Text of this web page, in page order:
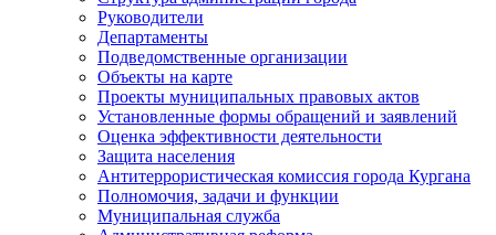
Руководители
Департаменты
Подведомственные организации
Объекты на карте
Проекты муниципальных правовых актов
Установленные формы обращений и заявлений
Оценка эффективности деятельности
Защита населения
Антитеррористическая комиссия города Кургана
Полномочия, задачи и функции
Муниципальная служба